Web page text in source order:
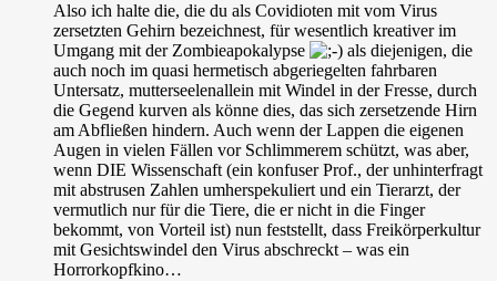
Also ich halte die, die du als Covidioten mit vom Virus
zersetzten Gehirn bezeichnest, für wesentlich kreativer im
Umgang mit der Zombieapokalypse
als diejenigen, die
auch noch im quasi hermetisch abgeriegelten fahrbaren
Untersatz, mutterseelenallein mit Windel in der Fresse, durch
die Gegend kurven als könne dies, das sich zersetzende Hirn
am Abfließen hindern. Auch wenn der Lappen die eigenen
Augen in vielen Fällen vor Schlimmerem schützt, was aber,
wenn DIE Wissenschaft (ein konfuser Prof., der unhinterfragt
mit abstrusen Zahlen umherspekuliert und ein Tierarzt, der
vermutlich nur für die Tiere, die er nicht in die Finger
bekommt, von Vorteil ist) nun feststellt, dass Freikörperkultur
mit Gesichtswindel den Virus abschreckt – was ein
Horrorkopfkino…